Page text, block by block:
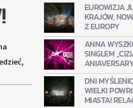
EUROWIZJA
KRAJÓW,
Z EUROPY
ANNA
SINGLEM
DNI
WIELKI
MIASTA!